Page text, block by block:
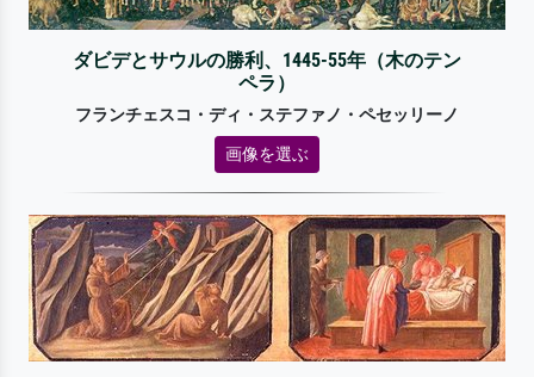
ダビデとサウルの勝利、1445-55年（木のテン
ペラ）
フランチェスコ・ディ・ステファノ・ペセッリーノ
画像を選ぶ